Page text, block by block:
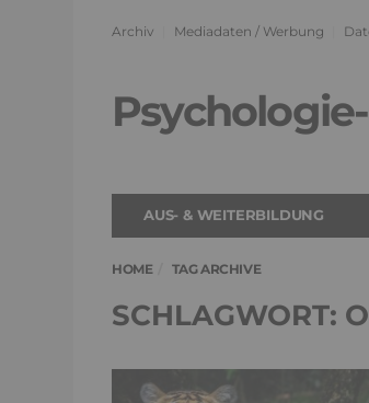
Archiv Mediadaten / Werbung
AUS- & WEITERBILDUNG
HOME TAG ARCHIVE
SCHLAGWORT: